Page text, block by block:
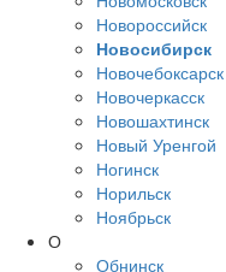
Новороссийск
Новосибирск
Новочебоксарск
Новочеркасск
Новошахтинск
Новый Уренгой
Ногинск
Норильск
Ноябрьск
О
Обнинск